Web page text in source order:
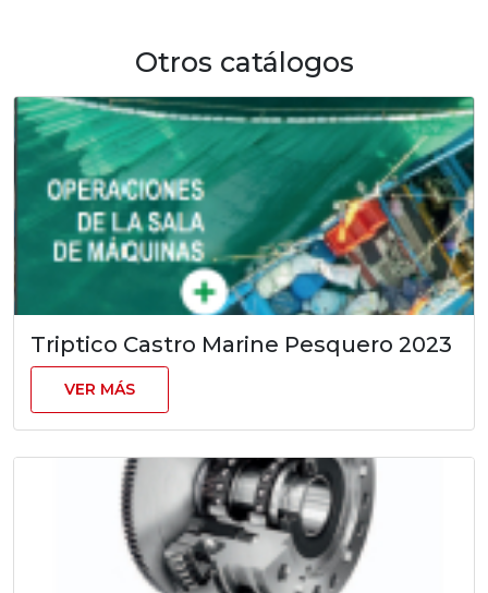
Otros catálogos
Triptico Castro Marine Pesquero 2023
VER MÁS